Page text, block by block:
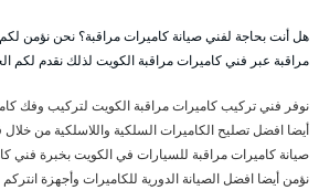
هل أنت بحاجة لفني صيانة كاميرات مراقبة؟ نحن نؤمن
مراقبة عبر فني كاميرات مراقبة الكويت لذلك نقدم لكم
نوفر فني تركيب كاميرات مراقبة الكويت لتركيب وفك
أيضا افضل تصليح الكاميرات السلكية واللاسلكية من
صيانة كاميرات مراقبة للسيارات في الكويت بخبرة فني
نؤمن أيضا افضل الصيانة الدورية للكاميرات وأجهزة